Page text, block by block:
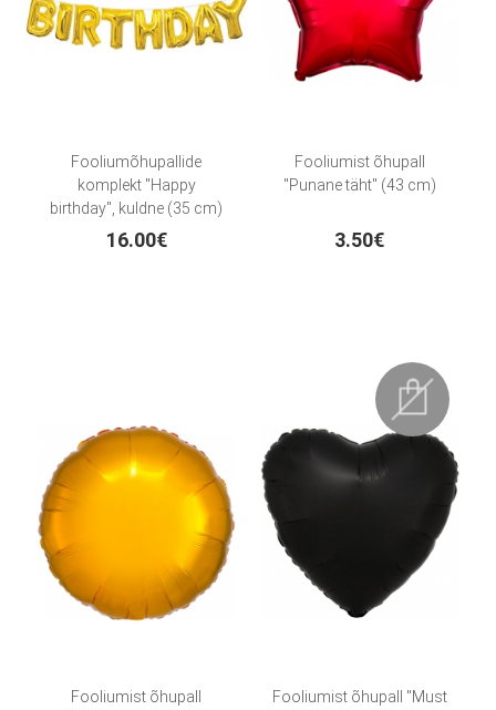
Fooliumõhupallide
komplekt "Happy
birthday", kuldne (35 cm)
16.00€
Fooliumist õhupall
"Punane täht" (43 cm)
3.50€
Fooliumist õhupall
Fooliumist õhupall "Must